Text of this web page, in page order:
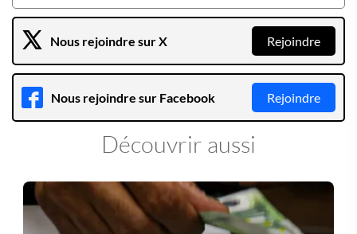
Nous rejoindre sur X Rejoindre
Nous rejoindre sur Facebook Rejoindre
Découvrir aussi